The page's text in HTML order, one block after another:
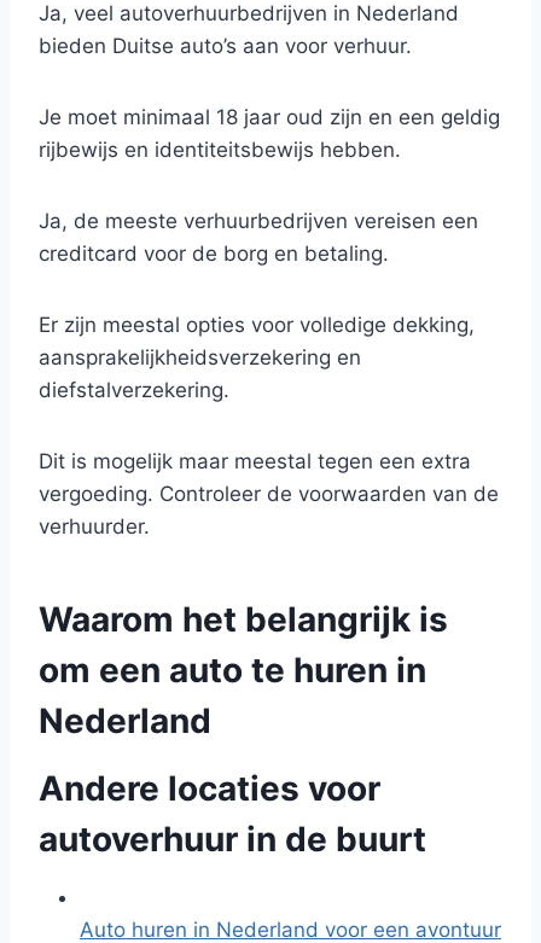
Ja, veel autoverhuurbedrijven in Nederland
bieden Duitse auto’s aan voor verhuur.
Je moet minimaal 18 jaar oud zijn en een geldig
rijbewijs en identiteitsbewijs hebben.
Ja, de meeste verhuurbedrijven vereisen een
creditcard voor de borg en betaling.
Er zijn meestal opties voor volledige dekking,
aansprakelijkheidsverzekering en
diefstalverzekering.
Dit is mogelijk maar meestal tegen een extra
vergoeding. Controleer de voorwaarden van de
verhuurder.
Waarom het belangrijk is
om een auto te huren in
Nederland
Andere locaties voor
autoverhuur in de buurt
Auto huren in Nederland voor een avontuur